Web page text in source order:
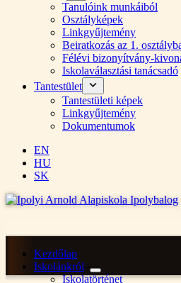
Tanulóink munkáiból
Osztályképek
Linkgyűjtemény
Beiratkozás az 1.
Félévi bizonyítvány-
Iskolaválasztási tanácsadó
Tantestület
Tantestületi képek
Linkgyűjtemény
Dokumentumok
EN
HU
SK
Kezdőlap
Iskolánkról
Iskolatörténet